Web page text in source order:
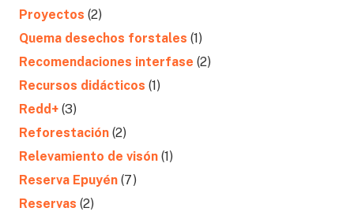
Proyectos (2)
Quema desechos forstales (1)
Recomendaciones interfase (2)
Recursos didácticos (1)
Redd+ (3)
Reforestación (2)
Relevamiento de visón (1)
Reserva Epuyén (7)
Reservas (2)